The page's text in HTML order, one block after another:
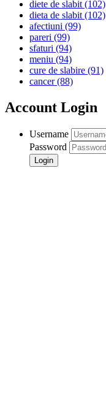
diete de slabit(102)
dieta de slabit(102)
afectiuni (99)
pareri (99)
sfaturi (94)
meniu (94)
cure de slabire (91)
cancer(88)
Account Login
Username
Password